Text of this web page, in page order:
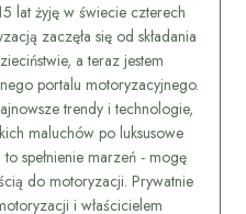
lat żyję w świecie czterech
zaczęła się od składania
a teraz jestem
portalu motoryzacyjnego.
trendy i technologie,
maluchów po luksusowe
spełnienie marzeń - mogę
do motoryzacji. Prywatnie
i właścicielem